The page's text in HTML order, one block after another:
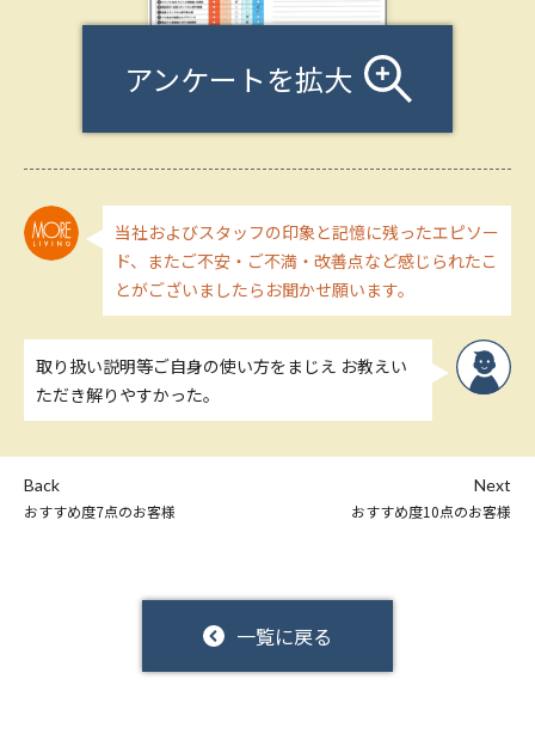
アンケートを拡大
当社およびスタッフの印象と記憶に残ったエピソー
ド、またご不安・ご不満・改善点など感じられたこ
とがございましたらお聞かせ願います。
取り扱い説明等ご自身の使い方をまじえ お教えい
ただき解りやすかった。
Back
おすすめ度7点のお客様
一覧に戻る
Next
おすすめ度10点のお客様